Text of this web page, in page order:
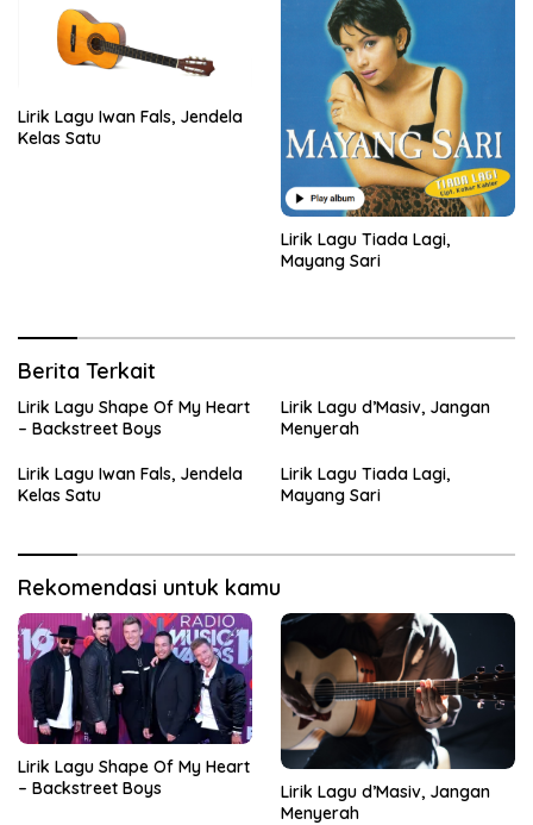
Lirik Lagu Iwan Fals, Jendela
Kelas Satu
Lirik Lagu Tiada Lagi,
Mayang Sari
Berita Terkait
Lirik Lagu Shape Of My Heart
– Backstreet Boys
Lirik Lagu d’Masiv, Jangan
Menyerah
Lirik Lagu Iwan Fals, Jendela
Kelas Satu
Lirik Lagu Tiada Lagi,
Mayang Sari
Rekomendasi untuk kamu
Lirik Lagu Shape Of My Heart
– Backstreet Boys
Lirik Lagu d’Masiv, Jangan
Menyerah